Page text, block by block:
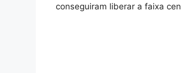
conseguiram liberar a faixa